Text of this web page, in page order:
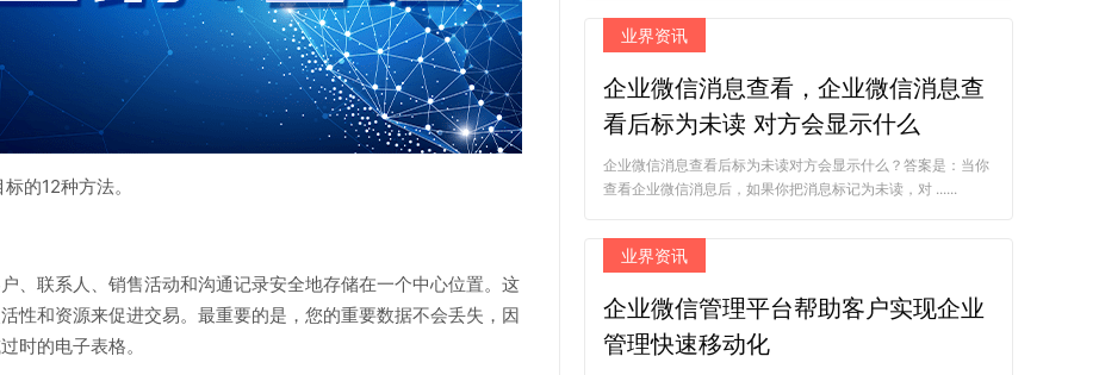
的12种方法。
联系人、销售活动和沟通记录安全地存储在一个中心位置。这
性和资源来促进交易。最重要的是，您的重要数据不会丢失，因
时的电子表格。
业界资讯
企业微信消息查看，企业微信消息查
看后标为未读 对方会显示什么
企业微信消息查看后标为未读对方会显示什么？答案是：当你
查看企业微信消息后，如果你把消息标记为未读，对 ......
业界资讯
企业微信管理平台帮助客户实现企业
管理快速移动化